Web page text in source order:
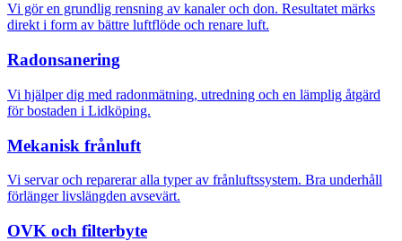
Vi gör en grundlig rensning av kanaler och don. Resultatet märks
direkt i form av bättre luftflöde och renare luft.
Radonsanering
Vi hjälper dig med radonmätning, utredning och en lämplig åtgärd
för bostaden i Lidköping.
Mekanisk frånluft
Vi servar och reparerar alla typer av frånluftssystem. Bra underhåll
förlänger livslängden avsevärt.
OVK och filterbyte